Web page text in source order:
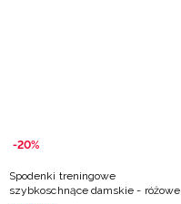
-20%
Spodenki treningowe
szybkoschnące damskie - różowe